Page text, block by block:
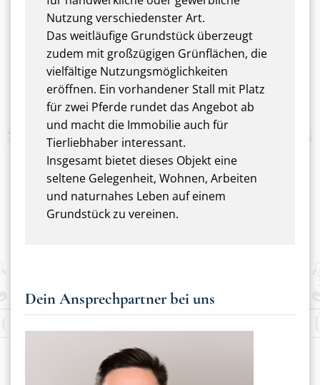
Nutzung verschiedenster Art.
Das weitläufige Grundstück überzeugt
zudem mit großzügigen Grünflächen, die
vielfältige Nutzungsmöglichkeiten
eröffnen. Ein vorhandener Stall mit Platz
für zwei Pferde rundet das Angebot ab
und macht die Immobilie auch für
Tierliebhaber interessant.
Insgesamt bietet dieses Objekt eine
seltene Gelegenheit, Wohnen, Arbeiten
und naturnahes Leben auf einem
Grundstück zu vereinen.
Dein Ansprechpartner bei uns